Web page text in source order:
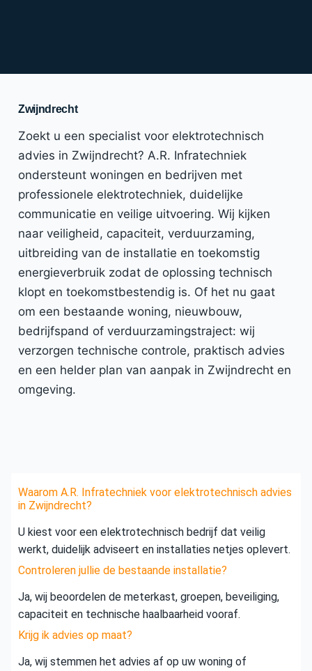
Zwijndrecht
Zoekt u een specialist voor elektrotechnisch
advies in Zwijndrecht? A.R. Infratechniek
ondersteunt woningen en bedrijven met
professionele elektrotechniek, duidelijke
communicatie en veilige uitvoering. Wij kijken
naar veiligheid, capaciteit, verduurzaming,
uitbreiding van de installatie en toekomstig
energieverbruik zodat de oplossing technisch
klopt en toekomstbestendig is. Of het nu gaat
om een bestaande woning, nieuwbouw,
bedrijfspand of verduurzamingstraject: wij
verzorgen technische controle, praktisch advies
en een helder plan van aanpak in Zwijndrecht en
omgeving.
Waarom A.R. Infratechniek voor elektrotechnisch advies
in Zwijndrecht?
U kiest voor een elektrotechnisch bedrijf dat veilig
werkt, duidelijk adviseert en installaties netjes oplevert.
Controleren jullie de bestaande installatie?
Ja, wij beoordelen de meterkast, groepen, beveiliging,
capaciteit en technische haalbaarheid vooraf.
Krijg ik advies op maat?
Ja, wij stemmen het advies af op uw woning of